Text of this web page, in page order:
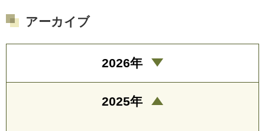
アーカイブ
2026年
2025年